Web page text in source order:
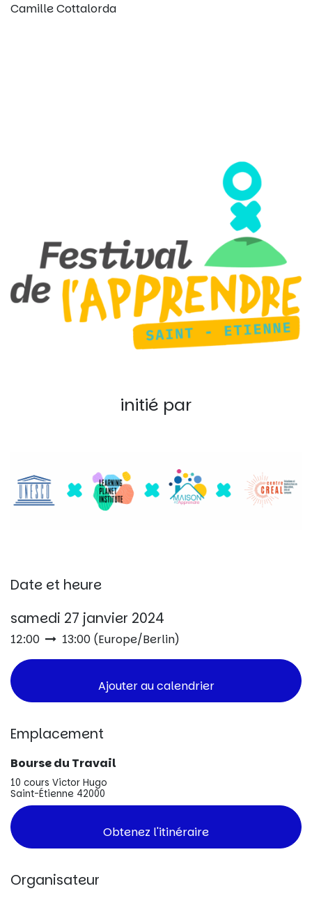
Camille Cottalorda
initié par
Date et heure
samedi 27 janvier 2024
12:00 13:00 (Europe/Berlin)
Ajouter au calendrier
Emplacement
Bourse du Travail
10 cours Victor Hugo
Saint-Étienne 42000
Obtenez l'itinéraire
Organisateur